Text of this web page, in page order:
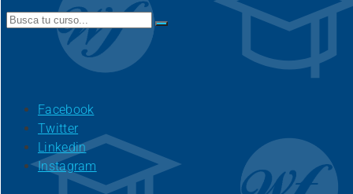
Search
Facebook
Twitter
Linkedin
Instagram